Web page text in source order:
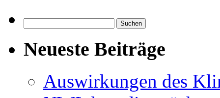
nach:
Neueste Beiträge
Auswirkungen des